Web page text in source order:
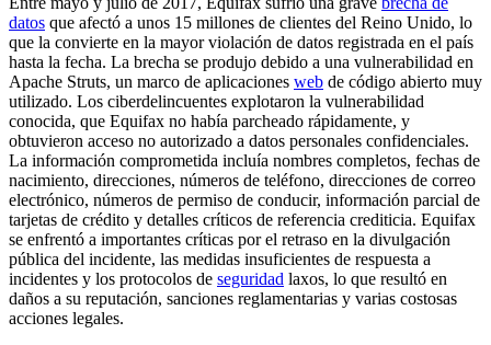
datos que afectó a unos 15 millones de clientes del Reino Unido, lo
que la convierte en la mayor violación de datos registrada en el país
hasta la fecha. La brecha se produjo debido a una vulnerabilidad en
Apache Struts, un marco de aplicaciones web de código abierto muy
utilizado. Los ciberdelincuentes explotaron la vulnerabilidad
conocida, que Equifax no había parcheado rápidamente, y
obtuvieron acceso no autorizado a datos personales confidenciales.
La información comprometida incluía nombres completos, fechas de
nacimiento, direcciones, números de teléfono, direcciones de correo
electrónico, números de permiso de conducir, información parcial de
tarjetas de crédito y detalles críticos de referencia crediticia. Equifax
se enfrentó a importantes críticas por el retraso en la divulgación
pública del incidente, las medidas insuficientes de respuesta a
incidentes y los protocolos de seguridad laxos, lo que resultó en
daños a su reputación, sanciones reglamentarias y varias costosas
acciones legales.